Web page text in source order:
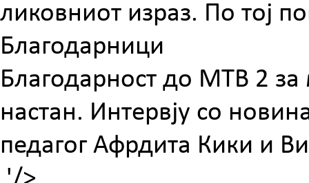
ликовниот израз. По тој
Благодарници
Благодарност до МТВ 2
настан. Интервју со
педагог Афрдита Кики и